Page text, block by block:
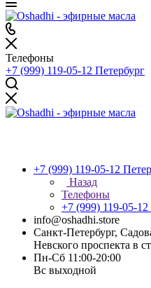
Телефоны
+7 (999) 119-05-12 Петербург
+7 (999) 119-05-12
Назад
Телефоны
+7 (999) 119-05-12
info@oshadhi.store
Санкт-Петербург,
Невского проспекта в
Пн-Сб 11:00-20:00
Вс выходной